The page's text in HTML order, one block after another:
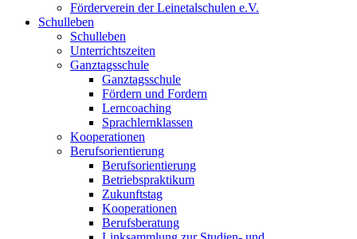
Förderverein der Leinetalschulen e.V.
Schulleben
Schulleben
Unterrichtszeiten
Ganztagsschule
Ganztagsschule
Fördern und Fordern
Lerncoaching
Sprachlernklassen
Kooperationen
Berufsorientierung
Berufsorientierung
Betriebspraktikum
Zukunftstag
Kooperationen
Berufsberatung